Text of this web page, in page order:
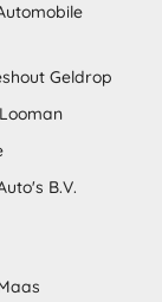
Geldrop
B.V.